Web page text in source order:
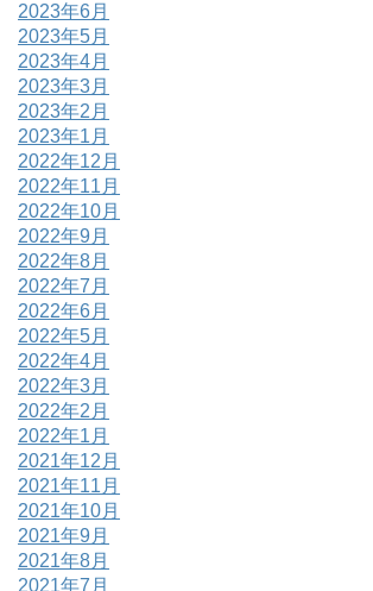
2023年6月
2023年5月
2023年4月
2023年3月
2023年2月
2023年1月
2022年12月
2022年11月
2022年10月
2022年9月
2022年8月
2022年7月
2022年6月
2022年5月
2022年4月
2022年3月
2022年2月
2022年1月
2021年12月
2021年11月
2021年10月
2021年9月
2021年8月
2021年7月